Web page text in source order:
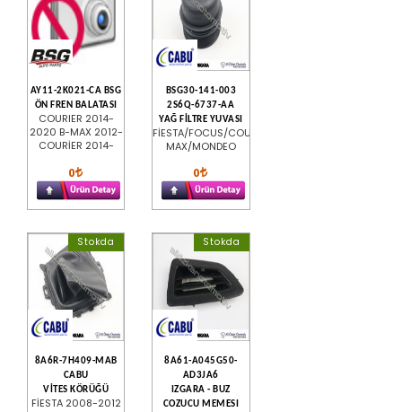
AY11-2K021-CA BSG
ÖN FREN BALATASI
COURIER 2014-
2020 B-MAX 2012-
COURİER 2014-
0
BSG30-141-003
2S6Q-6737-AA
YAĞ FİLTRE YUVASI
FİESTA/FOCUS/COURİER/C-
MAX/MONDEO
0
Stokda
8A6R-7H409-MAB
CABU
VİTES KÖRÜĞÜ
FİESTA 2008-2012
Stokda
8A61-A045G50-
AD3JA6
IZGARA - BUZ
COZUCU MEMESI